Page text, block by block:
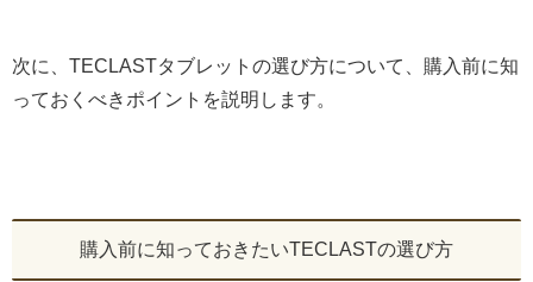
次に、TECLASTタブレットの選び方について、購入前に知
っておくべきポイントを説明します。
購入前に知っておきたいTECLASTの選び方